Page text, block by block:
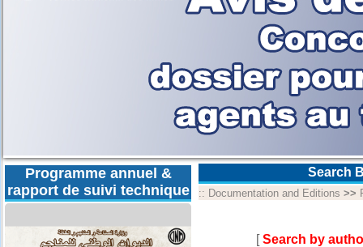
Programme annuel &
rapport de suivi technique
Search
:: Documentation and Editions >>
[Search by